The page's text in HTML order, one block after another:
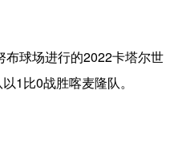
球场进行的2022卡塔尔世
1比0战胜喀麦隆队。